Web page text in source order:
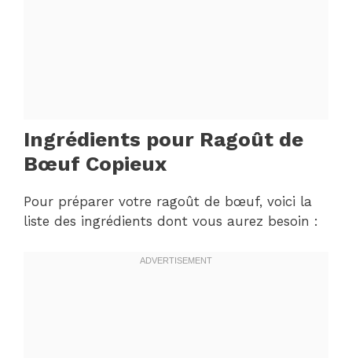
Ingrédients pour Ragoût de
Bœuf Copieux
Pour préparer votre ragoût de bœuf, voici la
liste des ingrédients dont vous aurez besoin :